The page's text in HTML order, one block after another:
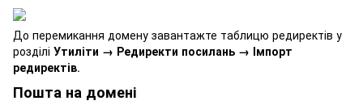
До перемикання домену завантажте таблицю редиректів у
розділі Утиліти → Редиректи посилань → Імпорт
редиректів.
Пошта на домені